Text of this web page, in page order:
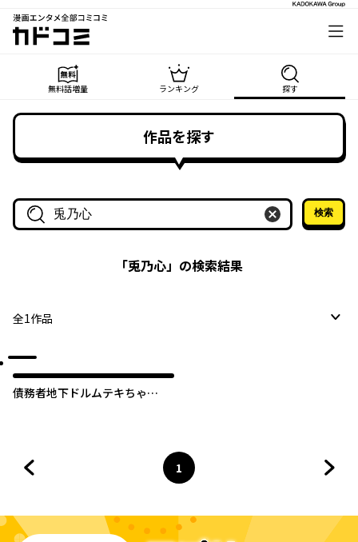
漫画エンタメ全部コミコミ
カドコミ
無料話増量 ランキング 探す
作品を探す
作品名・作家名で探す
検索
「兎乃心」の検索結果
全1作品
債務者地下ドルムテキちゃ
ページ
1
へ